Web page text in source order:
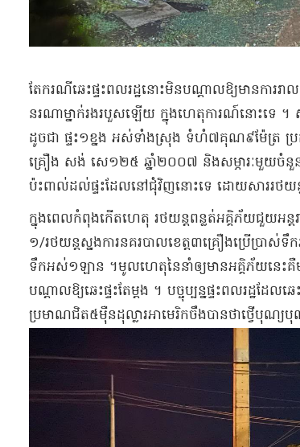
តែ​ករណី​ឆេះ​ផ្ទះ​ពលរដ្ឋ​នោះ​មិន​បណ្តាលឱ្យ​មានការ​រ
នរណាម្នាក់​រងរបួស​ឡើយ ក្នុង​ហេតុការណ៍​នោះទេ ។ ស
ដូចជា ផ្ទះ​១​ខ្នង អស់ទាំង​ស្រុង ទំហំ​៧​គុណ​៩​ម៉ែត្រ
គ្រឿង សង់ សេ​១២៥ ឆ្នាំ​២០០៧ និង​សម្ភារៈ​មួយចំនួ
ប៉ះពាល់​ដល់ផ្ទះ​ដែល​នៅ​ជុំវិញ​នោះទេ ដោយសារ​រថ​យ​
ក្នុងពេល​កំពុង​កើតហេតុ រថយន្ដ​ពន្លត់​អគ្គិភ័យ​ជួយ​អ
១/​រថយន្ដ​ស្នងការ​នគរបាល​ខេត្ត​៣​គ្រឿង​ប្រើប្រា
ទឹក​អស់​១​ឡាន ។​​មូលហេតុ​នៃ​នាំ​ឲ្យ​មាន​អគ្គិភ័យ​នេះ​គឺ​
បណ្ដាលឱ្យ​ឆេះ​ផ្ទះ​តែម្ដង ។ បច្ចុប្បន្ន​ផ្ទះ​ពលរដ្ឋ​
ប្រមាណ​ជិត​៥​ម៉ឺន​ដុល្លារ​អាមេរិក​ចឹ​ង​បាន​ថា​ថ្វើ​បុណ្